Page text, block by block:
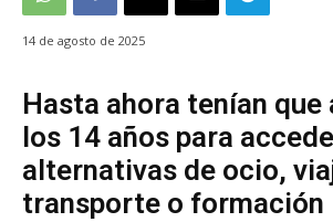
14 de agosto de 2025
Hasta ahora tenían que
los 14 años para
alternativas de ocio,
transporte o formación